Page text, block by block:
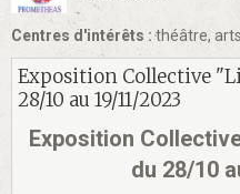
Centres d'intérêts :théâtre,
Exposition Collective
28/10 au 19/11/2023
Exposition
du 28/10